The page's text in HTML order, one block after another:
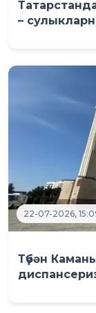
–
22-07-2026,
Түбән